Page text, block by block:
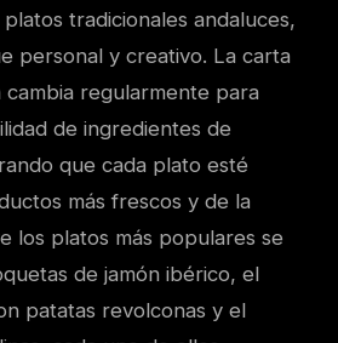
tradicionales andaluces,
personal y creativo. La carta
cambia regularmente para
de ingredientes de
que cada plato esté
más frescos y de la
los platos más populares se
de jamón ibérico, el
patatas revolconas y el